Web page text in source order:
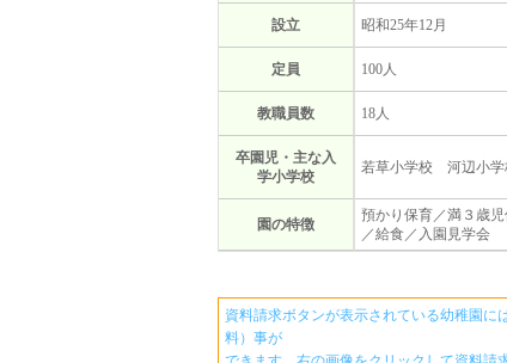
設立 昭和25年12月
定員 100人
教職員数 18人
卒園児・主な入
学小学校
若草小学校 河辺小学
園の特徴
預かり保育／満３歳
／給食／入園見学会
資料請求ボタンが表示されている幼稚園
料）事が